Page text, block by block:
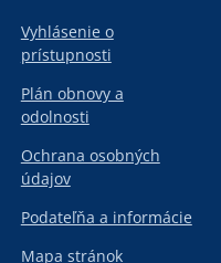
Vyhlásenie o
prístupnosti
Plán obnovy a
odolnosti
Ochrana osobných
údajov
Podateľňa a informácie
Mapa stránok